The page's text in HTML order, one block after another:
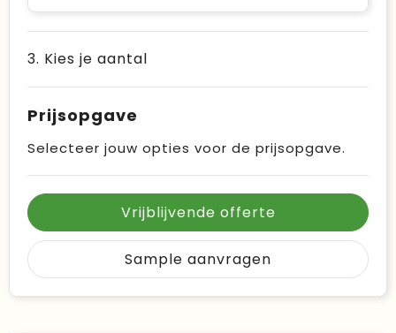
3. Kies je aantal
Prijsopgave
Selecteer jouw opties voor de prijsopgave.
Vrijblijvende offerte
Sample aanvragen